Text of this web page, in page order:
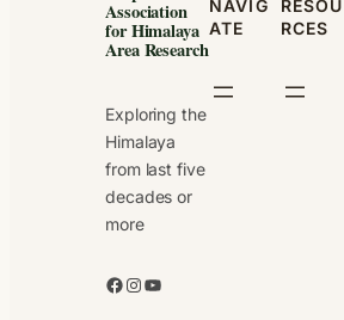
Association
for Himalaya
Area Research
Exploring the
Himalaya
from last five
decades or
more
Facebook Instagram YouTube
NAVIG
ATE
RESOU
RCES